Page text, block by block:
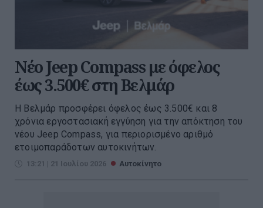
Νέο Jeep Compass με όφελος
έως 3.500€ στη Βελμάρ
Η Βελμάρ προσφέρει όφελος έως 3.500€ και 8
χρόνια εργοστασιακή εγγύηση για την απόκτηση του
νέου Jeep Compass, για περιορισμένο αριθμό
ετοιμοπαράδοτων αυτοκινήτων.
13:21 | 21 Ιουλίου 2026 Αυτοκίνητο